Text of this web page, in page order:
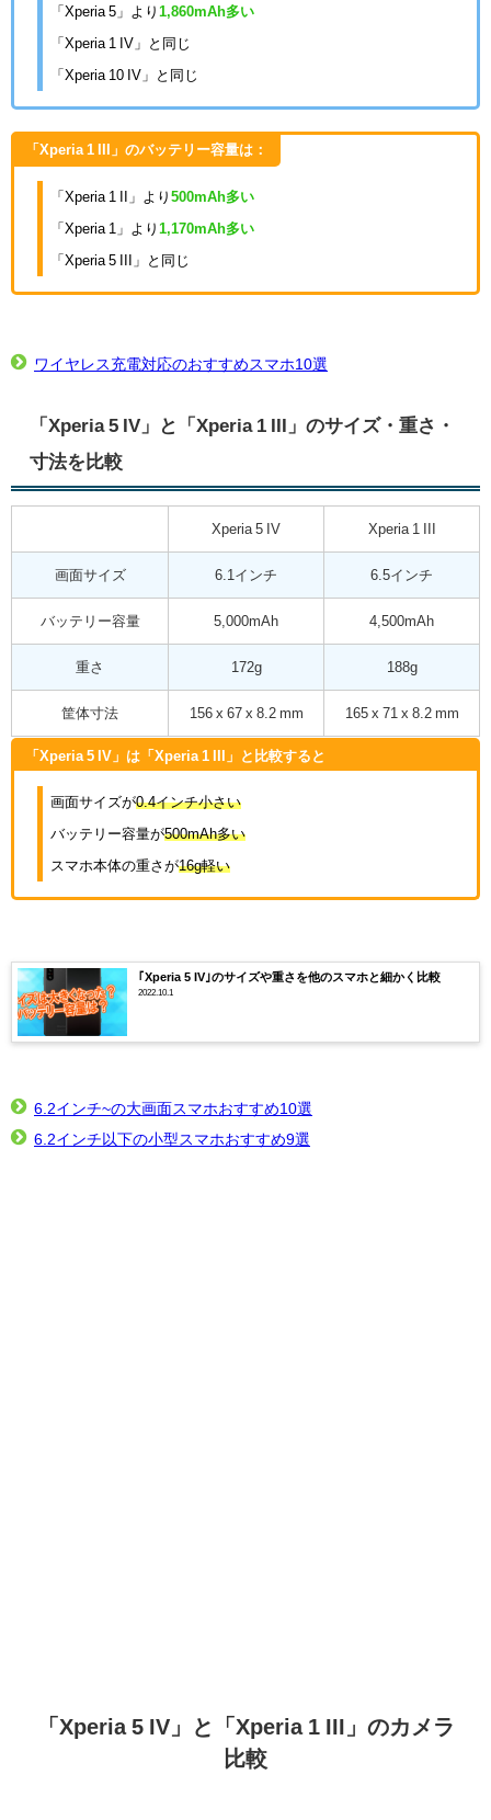
「Xperia 5」より 1,860mAh多い
「Xperia 1 IV」と同じ
「Xperia 10 IV」と同じ
「Xperia 1 III」のバッテリー容量は：
「Xperia 1 II」より 500mAh多い
「Xperia 1」より 1,170mAh多い
「Xperia 5 III」と同じ
ワイヤレス充電対応のおすすめスマホ10選
「Xperia 5 IV」と「Xperia 1 III」のサイズ・重さ・
寸法を比較
Xperia 5 IV Xperia 1 III
画面サイズ 6.1インチ 6.5インチ
バッテリー容量 5,000mAh 4,500mAh
重さ 172g 188g
筐体寸法 156 x 67 x 8.2 mm 165 x 71 x 8.2 mm
「Xperia 5 IV」は「Xperia 1 III」と比較すると
画面サイズが0.4インチ小さい
バッテリー容量が500mAh多い
スマホ本体の重さが16g軽い
｢Xperia 5 IV｣のサイズや重さを他のスマホと細かく比較
2022.10.1
6.2インチ~の大画面スマホおすすめ10選
6.2インチ以下の小型スマホおすすめ9選
「Xperia 5 IV」と「Xperia 1 III」のカメラ
比較